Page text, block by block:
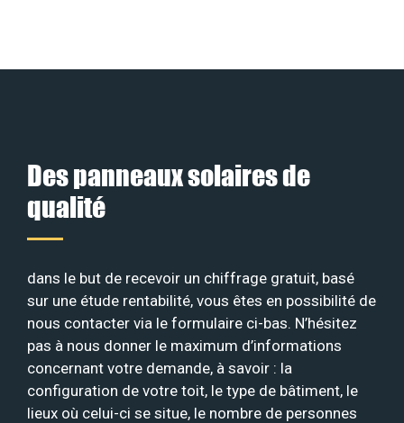
Des panneaux solaires de
qualité
dans le but de recevoir un chiffrage gratuit, basé
sur une étude rentabilité, vous êtes en possibilité de
nous contacter via le formulaire ci-bas. N’hésitez
pas à nous donner le maximum d’informations
concernant votre demande, à savoir : la
configuration de votre toit, le type de bâtiment, le
lieux où celui-ci se situe, le nombre de personnes